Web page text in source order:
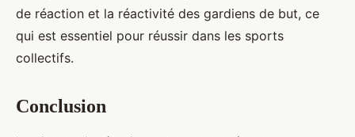
de réaction et la réactivité des gardiens de but, ce
qui est essentiel pour réussir dans les sports
collectifs.
Conclusion